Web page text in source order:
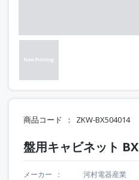
商品コード ZKW-BX504014
盤用キャビネット BX
メーカー
河村電器産業